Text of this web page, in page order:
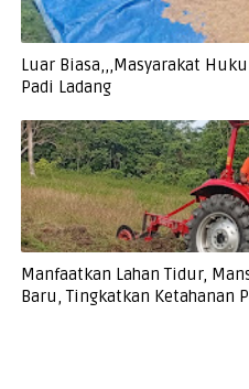
Luar Biasa,,,Masyarakat
Padi Ladang
Manfaatkan Lahan Tidur,
Baru, Tingkatkan Ketahanan